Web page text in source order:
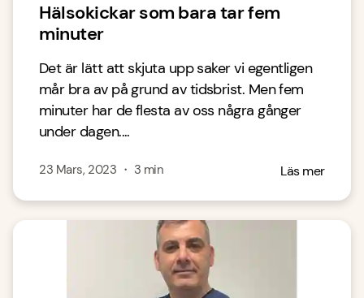
Hälsokickar som bara tar fem
minuter
Det är lätt att skjuta upp saker vi egentligen
mår bra av på grund av tidsbrist. Men fem
minuter har de flesta av oss några gånger
under dagen....
23 Mars, 2023 ・ 3 min Läs mer